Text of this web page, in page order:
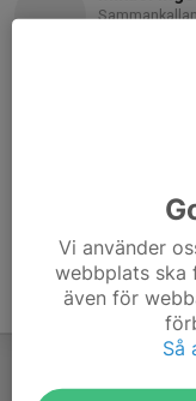
Vi använder
webbplats ska
även för
Så